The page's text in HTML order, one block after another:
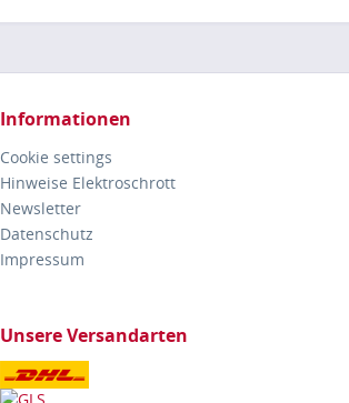
Informationen
Cookie settings
Hinweise Elektroschrott
Newsletter
Datenschutz
Impressum
Unsere Versandarten